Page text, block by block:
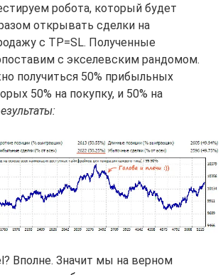
робота, который будет
открывать сделки на
с TP=SL. Полученные
с экселевским рандомом.
получиться 50% прибыльных
50% на покупку, и 50% на
Вполне. Значит мы на верном